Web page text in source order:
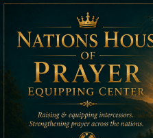
Skip
content